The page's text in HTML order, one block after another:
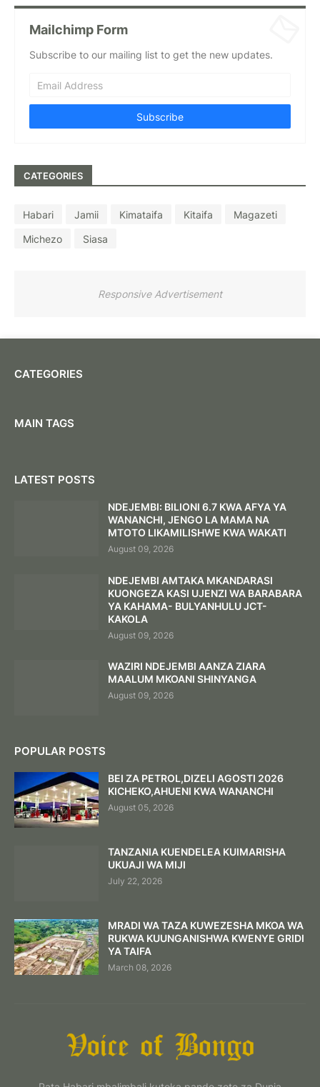
Mailchimp Form
Subscribe to our mailing list to get the new updates.
CATEGORIES
Habari Jamii Kimataifa Kitaifa
Magazeti
Michezo
Siasa
Responsive Advertisement
CATEGORIES
MAIN TAGS
LATEST POSTS
NDEJEMBI: BILIONI 6.7 KWA AFYA YA
WANANCHI, JENGO LA MAMA NA
MTOTO LIKAMILISHWE KWA WAKATI
August 09, 2026
NDEJEMBI AMTAKA MKANDARASI
KUONGEZA KASI UJENZI WA BARABARA
YA KAHAMA- BULYANHULU JCT-
KAKOLA
August 09, 2026
WAZIRI NDEJEMBI AANZA ZIARA
MAALUM MKOANI SHINYANGA
August 09, 2026
POPULAR POSTS
BEI ZA PETROL,DIZELI AGOSTI 2026
KICHEKO,AHUENI KWA WANANCHI
August 05, 2026
TANZANIA KUENDELEA KUIMARISHA
UKUAJI WA MIJI
July 22, 2026
MRADI WA TAZA KUWEZESHA MKOA WA
RUKWA KUUNGANISHWA KWENYE GRIDI
YA TAIFA
March 08, 2026